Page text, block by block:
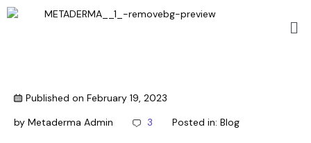
Published on February 19, 2023
by Metaderma Admin 3 Posted in: Blog